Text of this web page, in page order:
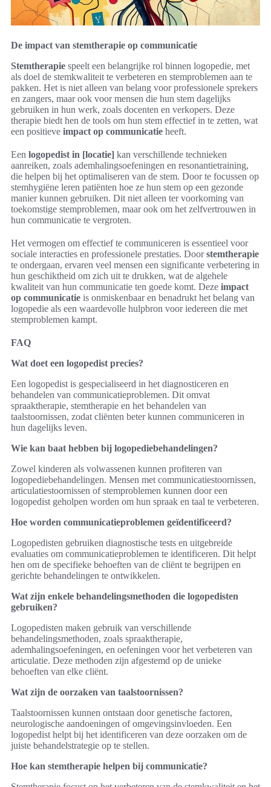
De impact van stemtherapie op communicatie
Stemtherapie speelt een belangrijke rol binnen logopedie, met
als doel de stemkwaliteit te verbeteren en stemproblemen aan te
pakken. Het is niet alleen van belang voor professionele sprekers
en zangers, maar ook voor mensen die hun stem dagelijks
gebruiken in hun werk, zoals docenten en verkopers. Deze
therapie biedt hen de tools om hun stem effectief in te zetten, wat
een positieve impact op communicatie heeft.
Een logopedist in [locatie] kan verschillende technieken
aanreiken, zoals ademhalingsoefeningen en resonantietraining,
die helpen bij het optimaliseren van de stem. Door te focussen op
stemhygiëne leren patiënten hoe ze hun stem op een gezonde
manier kunnen gebruiken. Dit niet alleen ter voorkoming van
toekomstige stemproblemen, maar ook om het zelfvertrouwen in
hun communicatie te vergroten.
Het vermogen om effectief te communiceren is essentieel voor
sociale interacties en professionele prestaties. Doorstemtherapie
te ondergaan, ervaren veel mensen een significante verbetering in
hun geschiktheid om zich uit te drukken, wat de algehele
kwaliteit van hun communicatie ten goede komt. Deze impact
op communicatie is onmiskenbaar en benadrukt het belang van
logopedie als een waardevolle hulpbron voor iedereen die met
stemproblemen kampt.
FAQ
Wat doet een logopedist precies?
Een logopedist is gespecialiseerd in het diagnosticeren en
behandelen van communicatieproblemen. Dit omvat
spraaktherapie, stemtherapie en het behandelen van
taalstoornissen, zodat cliënten beter kunnen communiceren in
hun dagelijks leven.
Wie kan baat hebben bij logopediebehandelingen?
Zowel kinderen als volwassenen kunnen profiteren van
logopediebehandelingen. Mensen met communicatiestoornissen,
articulatiestoornissen of stemproblemen kunnen door een
logopedist geholpen worden om hun spraak en taal te verbeteren.
Hoe worden communicatieproblemen geïdentificeerd?
Logopedisten gebruiken diagnostische tests en uitgebreide
evaluaties om communicatieproblemen te identificeren. Dit helpt
hen om de specifieke behoeften van de cliënt te begrijpen en
gerichte behandelingen te ontwikkelen.
Wat zijn enkele behandelingsmethoden die logopedisten
gebruiken?
Logopedisten maken gebruik van verschillende
behandelingsmethoden, zoals spraaktherapie,
ademhalingsoefeningen, en oefeningen voor het verbeteren van
articulatie. Deze methoden zijn afgestemd op de unieke
behoeften van elke cliënt.
Wat zijn de oorzaken van taalstoornissen?
Taalstoornissen kunnen ontstaan door genetische factoren,
neurologische aandoeningen of omgevingsinvloeden. Een
logopedist helpt bij het identificeren van deze oorzaken om de
juiste behandelstrategie op te stellen.
Hoe kan stemtherapie helpen bij communicatie?